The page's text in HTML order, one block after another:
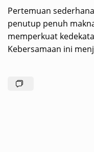
Pertemuan
penutup penuh
memperkuat
Kebersamaan ini